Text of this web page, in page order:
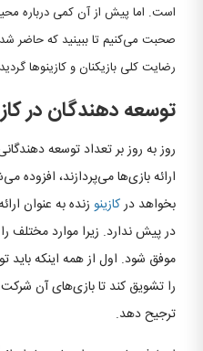
است. اما پیش از آن کمی درباره
صحبت می‌کنیم تا ببینید که حاضر
رضایت کلی بازیکنان و کازینوها
توسعه دهندگان در
روز به روز بر تعداد توسعه
ارائه بازی‌ها می‌پردازند،
بخواهد درکازینو زنده به عنوان
در پیش ندارد. زیرا موارد مختلف را
موفق شود. اول از همه اینکه باید
را تشویق کند تا بازی‌های آن
ترجیح دهد.